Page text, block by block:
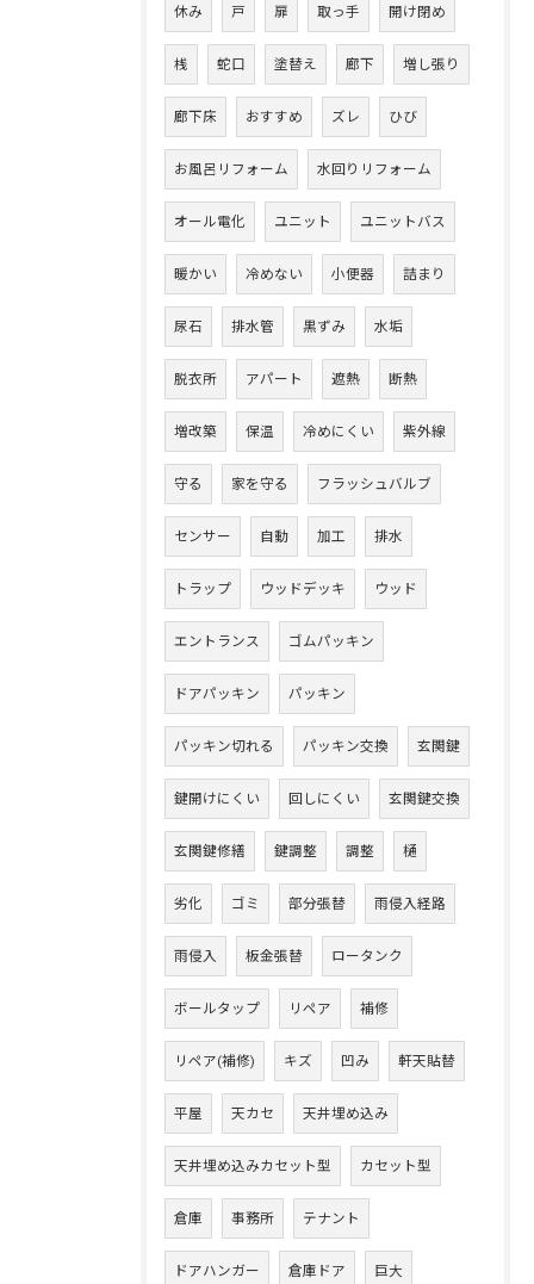
休み 戸 扉 取っ手 開け閉め
桟 蛇口 塗替え 廊下 増し張り
廊下床 おすすめ ズレ ひび
お風呂リフォーム 水回りリフォーム
オール電化 ユニット ユニットバス
暖かい 冷めない 小便器 詰まり
尿石 排水管 黒ずみ 水垢
脱衣所 アパート 遮熱 断熱
増改築 保温 冷めにくい 紫外線
守る 家を守る フラッシュバルブ
センサー 自動 加工 排水
トラップ ウッドデッキ ウッド
エントランス ゴムパッキン
ドアパッキン パッキン
パッキン切れる パッキン交換 玄関鍵
鍵開けにくい 回しにくい 玄関鍵交換
玄関鍵修繕 鍵調整 調整 樋
劣化 ゴミ 部分張替 雨侵入経路
雨侵入 板金張替 ロータンク
ボールタップ リペア 補修
リペア(補修) キズ 凹み 軒天貼替
平屋 天カセ 天井埋め込み
天井埋め込みカセット型 カセット型
倉庫 事務所 テナント
ドアハンガー 倉庫ドア 巨大